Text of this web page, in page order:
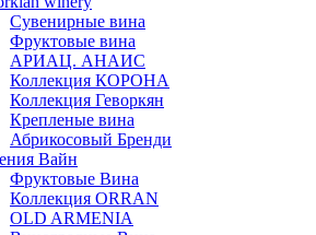
Сувенирные вина
Фруктовые вина
АРИАЦ. АНАИС
Коллекция КОРОНА
Коллекция Геворкян
Крепленые вина
Абрикосовый Бренди
Вайн
Фруктовые Вина
Коллекция ORRAN
OLD ARMENIA